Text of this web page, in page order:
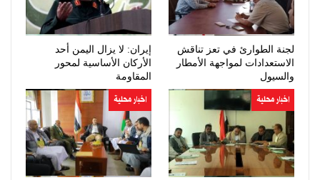
لجنة الطوارئ في تعز تناقش
الاستعدادات لمواجهة الأمطار
والسيول
إيران: لا يزال اليمن أحد
الأركان الأساسية لمحور
المقاومة
اخبار محلية اخبار محلية